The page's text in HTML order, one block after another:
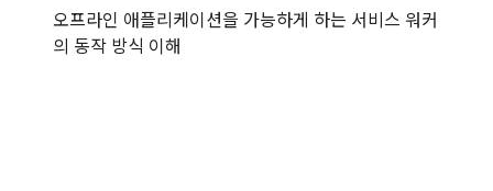
오프라인 애플리케이션을 가능하게 하는 서비스 워커
의 동작 방식 이해